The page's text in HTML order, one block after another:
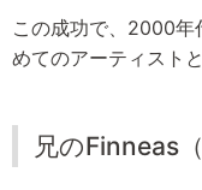
この成功で、2000年
めてのアーティスト
兄のFinneas